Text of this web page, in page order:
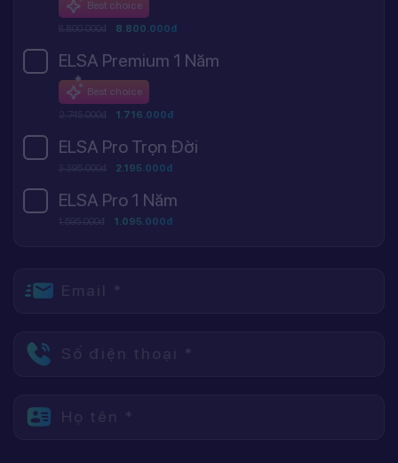
Best choice
8.800.000đ 8.800.000đ
ELSA Premium 1 Năm
Best choice
2.745.000đ 1.716.000đ
ELSA Pro Trọn Đời
3.395.000đ 2.195.000đ
ELSA Pro 1 Năm
1.595.000đ 1.095.000đ
Email *
Số điện thoại *
Họ tên *